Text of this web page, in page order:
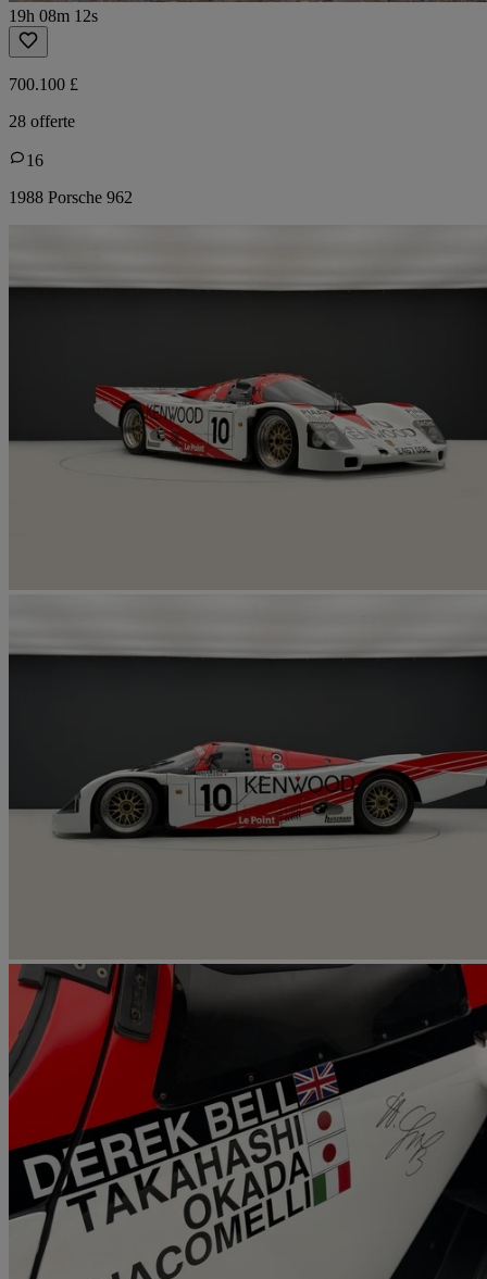
19h 08m 12s
700.100 £
28 offerte
16
1988 Porsche 962